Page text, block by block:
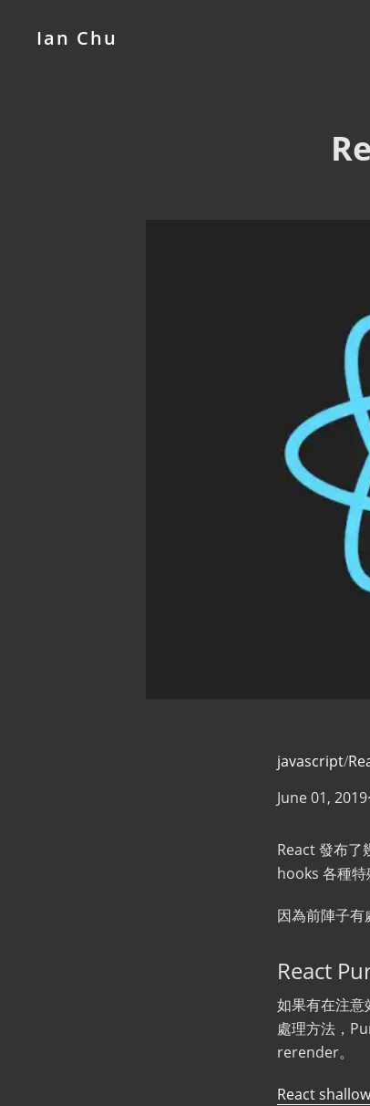
Ian Chu
javascript/
June 01, 2019·
React 發布
hooks 各種
因為前陣子
React
如果有在注
處理方法，
rerender。
React